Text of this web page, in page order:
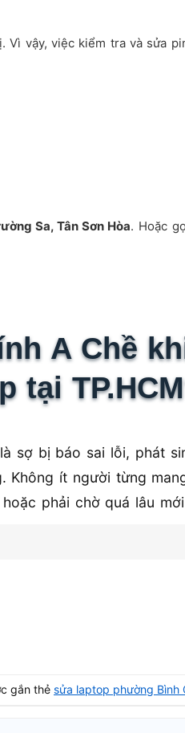
vậy, việc kiểm tra và sửa
Sa, Tân Sơn Hòa. Hoặc
A Chề
tại
sợ bị báo sai lỗi, phát
Không ít người từng
phải chờ quá lâu
năm và cách làm việc rõ
gắn thẻ sửa laptop phường Bình